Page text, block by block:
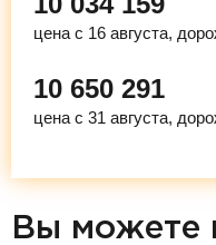
цена с 16 августа,
10 650 291
цена с 31 августа,
Вы можете